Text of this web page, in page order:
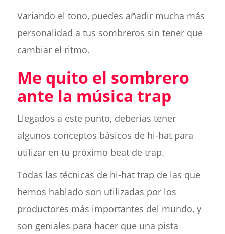
Variando el tono, puedes añadir mucha más
personalidad a tus sombreros sin tener que
cambiar el ritmo.
Me quito el sombrero
ante la música trap
Llegados a este punto, deberías tener
algunos conceptos básicos de hi-hat para
utilizar en tu próximo beat de trap.
Todas las técnicas de hi-hat trap de las que
hemos hablado son utilizadas por los
productores más importantes del mundo, y
son geniales para hacer que una pista